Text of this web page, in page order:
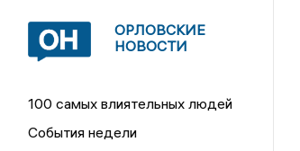
ОРЛОВСКИЕ
НОВОСТИ
100 самых влиятельных людей
События недели